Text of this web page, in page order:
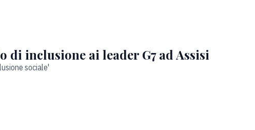
di inclusione ai leader G7 ad Assisi
sociale'